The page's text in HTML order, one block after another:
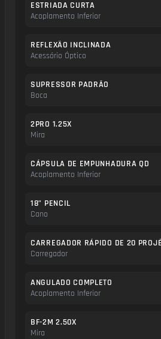
ESTRIADA CURTA
Acoplamento Inferior
REFLEXÃO INCLINADA
Acessório Óptico
SUPRESSOR PADRÃO
Boca
2PRO 1.25X
Mira
CÁPSULA DE EMPUNHADURA QD
Acoplamento Inferior
18" PENCIL
Cano
CARREGADOR RÁPIDO DE 20
Carregador
ANGULADO COMPLETO
Acoplamento Inferior
BF-2M 2.50X
Mira